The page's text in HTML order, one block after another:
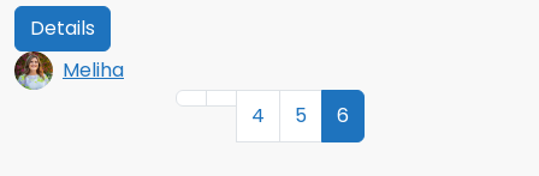
Details
Meliha
4
5 6